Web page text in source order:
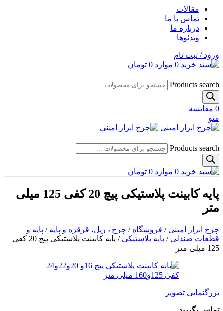
مقالات
تماس با ما
درباره ما
ویدئوها
ورود / ثبت نام
0 موارد 0 تومان
Products search
0 مقایسه
منو
Products search
0 موارد 0 تومان
پایه کابینت پلاستیکی پیچ 20 کفی 125 میلی
متر
چرخ ابزار امینی / فروشگاه / چرخ ، ریل، قرقره و پایه / پایه و
قطعات صندلی / پایه پلاستیکی /
پایه کابینت پلاستیکی پیچ 20 کفی
125 میلی متر
بزرگنمایی تصویر